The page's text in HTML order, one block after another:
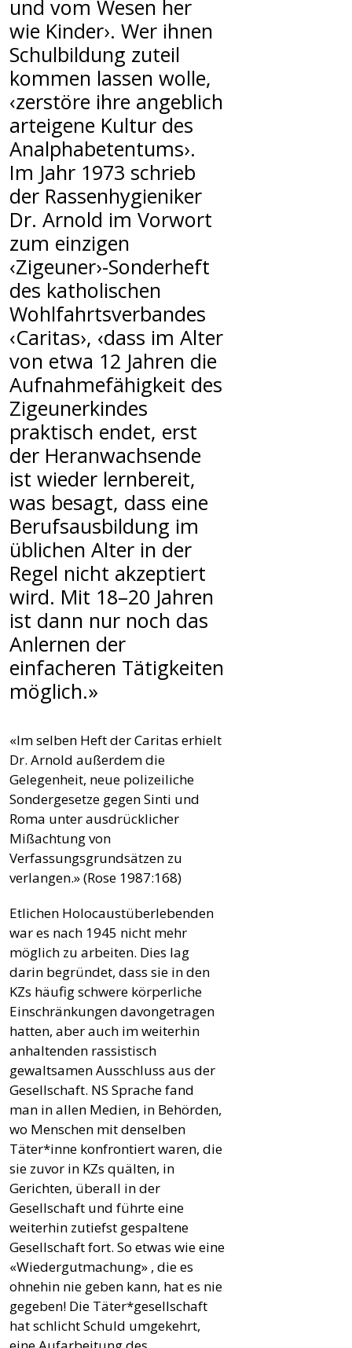
und vom Wesen her
wie Kinder›. Wer ihnen
Schulbildung zuteil
kommen lassen wolle,
‹zerstöre ihre angeblich
arteigene Kultur des
Analphabetentums›.
Im Jahr 1973 schrieb
der Rassenhygieniker
Dr. Arnold im Vorwort
zum einzigen
‹Zigeuner›-Sonderheft
des katholischen
Wohlfahrtsverbandes
‹Caritas›, ‹dass im Alter
von etwa 12 Jahren die
Aufnahmefähigkeit des
Zigeunerkindes
praktisch endet, erst
der Heranwachsende
ist wieder lernbereit,
was besagt, dass eine
Berufsausbildung im
üblichen Alter in der
Regel nicht akzeptiert
wird. Mit 18–20 Jahren
ist dann nur noch das
Anlernen der
einfacheren Tätigkeiten
möglich.»
«Im selben Heft der Caritas erhielt
Dr. Arnold außerdem die
Gelegenheit, neue polizeiliche
Sondergesetze gegen Sinti und
Roma unter ausdrücklicher
Mißachtung von
Verfassungsgrundsätzen zu
verlangen.» (Rose 1987:168)
Etlichen Holocaustüberlebenden
war es nach 1945 nicht mehr
möglich zu arbeiten. Dies lag
darin begründet, dass sie in den
KZs häufig schwere körperliche
Einschränkungen davongetragen
hatten, aber auch im weiterhin
anhaltenden rassistisch
gewaltsamen Ausschluss aus der
Gesellschaft. NS Sprache fand
man in allen Medien, in Behörden,
wo Menschen mit denselben
Täter*inne konfrontiert waren, die
sie zuvor in KZs quälten, in
Gerichten, überall in der
Gesellschaft und führte eine
weiterhin zutiefst gespaltene
Gesellschaft fort. So etwas wie eine
«Wiedergutmachung» , die es
ohnehin nie geben kann, hat es nie
gegeben! Die Täter*gesellschaft
hat schlicht Schuld umgekehrt,